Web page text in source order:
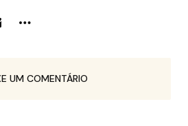
UM COMENTÁRIO